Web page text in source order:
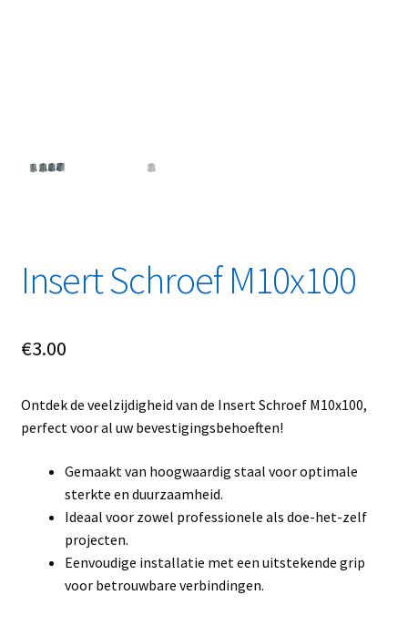
Overzicht
Winkelwagen
Insert Schroef M10x100
€3.00
Ontdek de veelzijdigheid van de Insert Schroef M10x100,
perfect voor al uw bevestigingsbehoeften!
Gemaakt van hoogwaardig staal voor optimale
sterkte en duurzaamheid.
Ideaal voor zowel professionele als doe-het-zelf
projecten.
Eenvoudige installatie met een uitstekende grip
voor betrouwbare verbindingen.